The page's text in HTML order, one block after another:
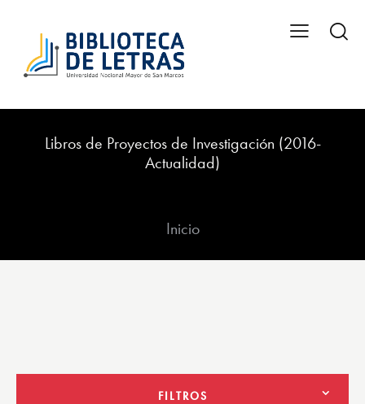
Libros de Proyectos de Investigación (2016-
Actualidad)
Inicio
FILTROS